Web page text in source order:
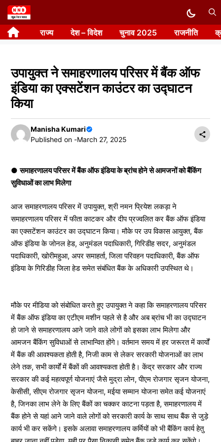
Skip
to
content राज्य देश – विदेश चुनाव 2025 राजनीति
उपायुक्त ने समाहरणालय परिसर में बैंक ऑफ
इंडिया का एक्सटेंशन काउंटर का उद्घाटन
किया
Manisha Kumari
Published on -March 27, 2025
●समाहरणालय परिसर में बैंक ऑफ इंडिया के ब्रांच होने से आमजनों को बैंकिंग
सुविधाओं का लाभ मिलेगा
आज समाहरणालय परिसर में उपायुक्त, श्री नमन प्रियेश लकड़ा ने
समाहरणालय परिसर में फीता काटकर और दीप प्रज्वलित कर बैंक ऑफ इंडिया
का एक्सटेंशन काउंटर का उद्घाटन किया। मौके पर उप विकास आयुक्त, बैंक
ऑफ इंडिया के जोनल हेड, अनुमंडल पदाधिकारी, गिरिडीह सदर, अनुमंडल
पदाधिकारी, खोरीमहुआ, अपर समाहर्ता, जिला परिवहन पदाधिकारी, बैंक ऑफ
इंडिया के गिरिडीह जिला हेड समेत संबंधित बैंक के अधिकारी उपस्थित थे।
मौके पर मीडिया को संबोधित करते हुए उपायुक्त ने कहा कि समाहरणालय परिसर
में बैंक ऑफ इंडिया का एटीएम मशीन पहले से है और अब ब्रांच भी का उद्घाटन
हो जाने से समाहरणालय आने जाने वाले लोगों को इसका लाभ मिलेगा और
आमजन बैंकिंग सुविधाओं से लाभान्वित होंगे। वर्तमान समय में हर जरूरत में कार्यों
में बैंक की आवश्यकता होती है, निजी काम से लेकर सरकारी योजनाओं का लाभ
लेने तक, सभी कार्यों में बैंकों की आवश्यकता होती है। केंद्र सरकार और राज्य
सरकार की कई महत्वपूर्ण योजनाएं जैसे मुद्रा लोन, पीएम रोजगार सृजन योजना,
केसीसी, सीएम रोजगार सृजन योजना, मईया सम्मान योजना समेत कई योजनाएं
है, जिनका लाभ लेने के लिए बैंकों का चक्कर काटना पड़ता है, समाहरणालय में
बैंक होने से यहां आने जाने वाले लोगों को सरकारी कार्य के साथ साथ बैंक से जुड़े
कार्य भी कर सकेंगे। इसके अलावा समाहरणालय कर्मियों को भी बैंकिंग कार्य हेतु